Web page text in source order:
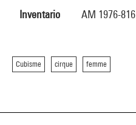
Inventario AM 1976-816
Cubisme cirque femme